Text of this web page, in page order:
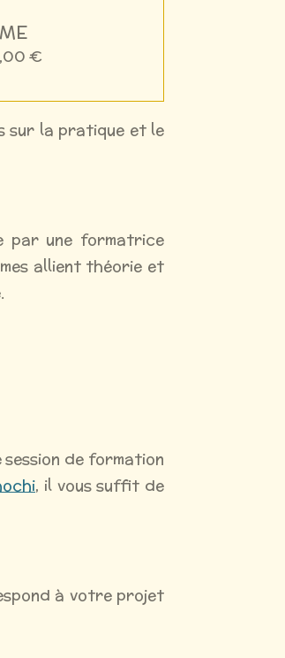
€
sur la pratique et le
par une formatrice
allient théorie et
de formation
, il vous suffit de
à votre projet